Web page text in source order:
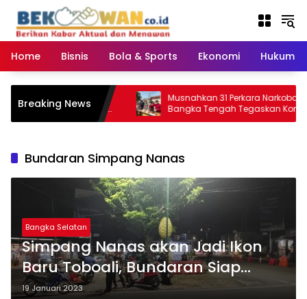
konten
Home
Bisnis Bola & Sports Ekonomi Hukum
Breaking News
Pelosok Desa:
APDESI Bangka
Babel
Musnahkan 31 Perkara Narkoba, Kejari
Bangka Tengah Tegaskan Komitmen
Berantas Kejahatan Hingga Tuntas
Bundaran Simpang Nanas
Bangka Selatan
Simpang Nanas akan Jadi Ikon
Baru Toboali, Bundaran Siap
Dibangun
19 Januari 2023